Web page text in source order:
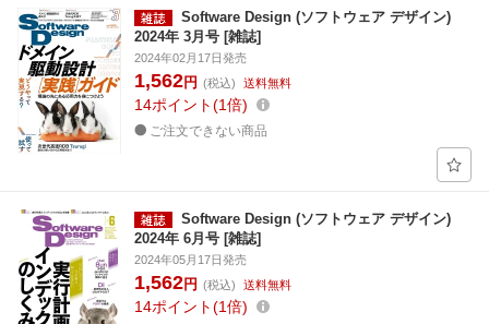
Software Design (ソフトウェア デザイン)
2024年 3月号 [雑誌]
2024年02月17日発売
1,562円 (税込) 送料無料
14ポイント 1倍
ご注文できない商品
Software Design (ソフトウェア デザイン)
2024年 6月号 [雑誌]
2024年05月17日発売
1,562円 (税込) 送料無料
14ポイント 1倍